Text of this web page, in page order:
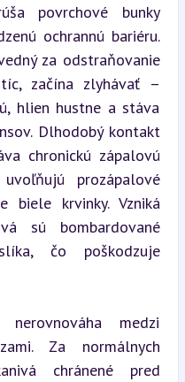
povrchové bunky
ochrannú bariéru.
za odstraňovanie
začína zlyhávať –
hlien hustne a stáva
Dlhodobý kontakt
chronickú zápalovú
prozápalové
biele krvinky. Vzniká
sú bombardované
čo poškodzuje
medzi
Za normálnych
chránené pred